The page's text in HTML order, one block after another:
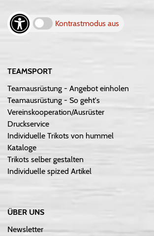
Kontrastmodus aus
TEAMSPORT
Teamausrüstung - Angebot einholen
Teamausrüstung - So geht's
Vereinskooperation/Ausrüster
Druckservice
Individuelle Trikots von hummel
Kataloge
Trikots selber gestalten
Individuelle spized Artikel
ÜBER UNS
Newsletter